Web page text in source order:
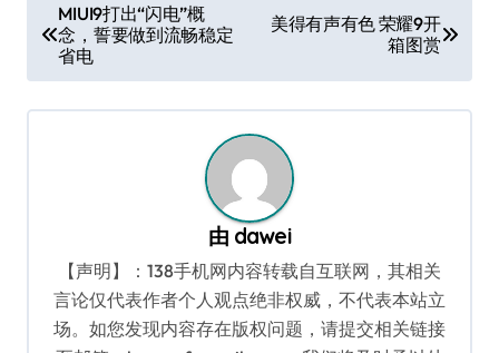
章
导
航
MIUI9打出“闪电”概
念，誓要做到流畅稳定
省电
美得有声有色 荣耀9开
箱图赏
由 dawei
【声明】：138手机网内容转载自互联网，其相关
言论仅代表作者个人观点绝非权威，不代表本站立
场。如您发现内容存在版权问题，请提交相关链接